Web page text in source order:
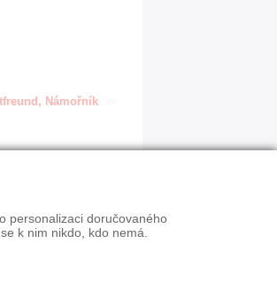
Námořník
personalizaci doručovaného
k nim nikdo, kdo nemá.